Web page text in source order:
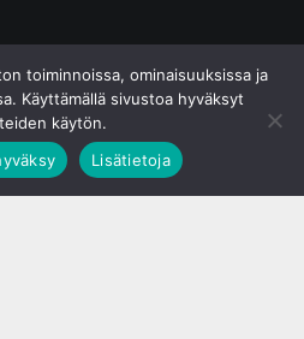
toiminnoissa, ominaisuuksissa ja
Käyttämällä sivustoa hyväksyt
käytön.
Lisätietoja